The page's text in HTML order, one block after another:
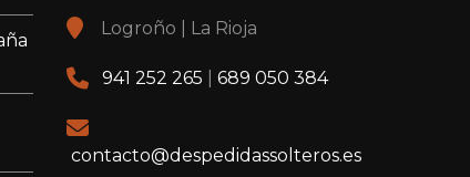
Logroño | La Rioja
941 252 265 689 050 384
contacto@despedidassolteros.es